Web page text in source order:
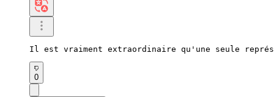
Il est vraiment extraordinaire qu'une seule
0